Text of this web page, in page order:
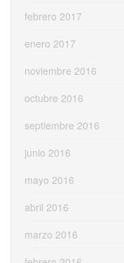
febrero 2017
enero 2017
noviembre 2016
octubre 2016
septiembre 2016
junio 2016
mayo 2016
abril 2016
marzo 2016